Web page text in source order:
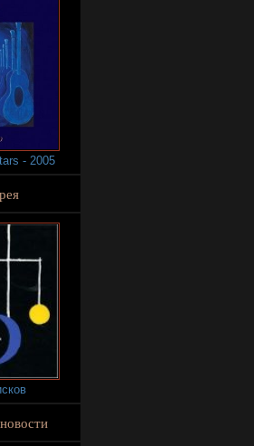
- 2005